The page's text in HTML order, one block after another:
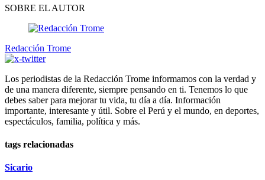
SOBRE EL AUTOR
Redacción Trome
Los periodistas de la Redacción Trome informamos con la verdad y
de una manera diferente, siempre pensando en ti. Tenemos lo que
debes saber para mejorar tu vida, tu día a día. Información
importante, interesante y útil. Sobre el Perú y el mundo, en deportes,
espectáculos, familia, política y más.
tags relacionadas
Sicario